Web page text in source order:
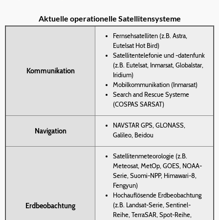
Aktuelle operationelle Satellitensysteme
Kommunikation
Fernsehsatelliten (z.B. Astra,
Eutelsat Hot Bird)
Satellitentelefonie und -datenfunk
(z.B. Eutelsat, Inmarsat, Globalstar,
Iridium)
Mobilkommunikation (Inmarsat)
Search and Rescue Systeme
(COSPAS SARSAT)
Navigation
NAVSTAR GPS, GLONASS,
Galileo, Beidou
Erdbeobachtung
Satellitenmeteorologie (z.B.
Meteosat, MetOp, GOES, NOAA-
Serie, Suomi-NPP, Himawari-8,
Fengyun)
Hochauflösende Erdbeobachtung
(z.B. Landsat-Serie, Sentinel-
Reihe, TerraSAR, Spot-Reihe,